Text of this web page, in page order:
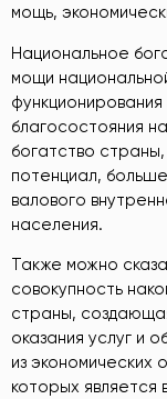
мощь,
Национальное
мощи
благосостояния
богатство
потенциал,
валового
населения.
Также можно
совокупность
страны,
оказания услуг и
из экономических
которых является